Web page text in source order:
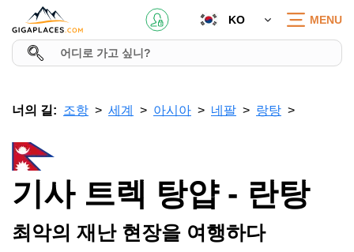
KO MENU
너의 길: 조항 세계 아시아 네팔 랑탕
기사 트렉 탕얍 - 란탕
최악의 재난 현장을 여행하다